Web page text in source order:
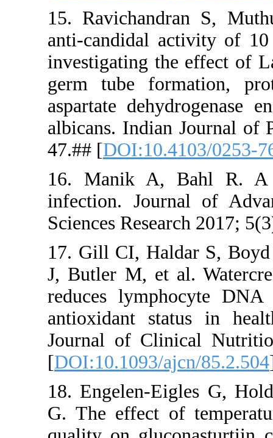
15.
anti-
germ tube
aspartate
albicans.
47.## [
16.
infection.
Sciences
17. Gill
J, Butler
reduces
Journal of
[
18.
G. The